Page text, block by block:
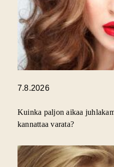
7.8.2026
Kuinka paljon aikaa
kannattaa varata?